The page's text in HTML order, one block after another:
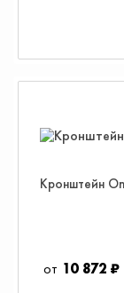
Кронштейн
10 872 ₽